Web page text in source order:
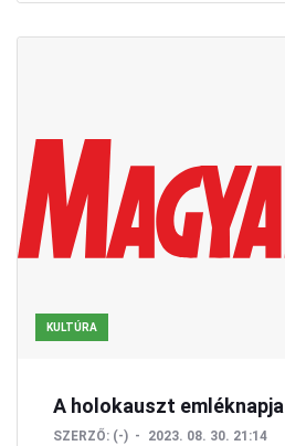
KULTÚRA
A holokauszt emléknapja
SZERZŐ: (-) 2023. 08. 30. 21:14